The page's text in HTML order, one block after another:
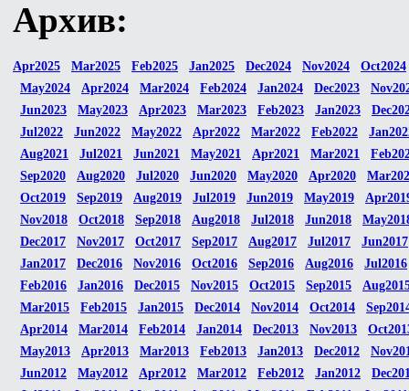
Архив:
Apr2025 Mar2025 Feb2025 Jan2025 Dec2024 Nov2024
Oct2024
May2024
Apr2024 Mar2024 Feb2024 Jan2024 Dec2023
Jun2023
May2023 Apr2023 Mar2023 Feb2023 Jan2023
Jul2022
Jun2022 May2022 Apr2022 Mar2022 Feb2022
Aug2021
Jul2021 Jun2021 May2021 Apr2021 Mar2021
Sep2020
Aug2020 Jul2020 Jun2020 May2020 Apr2020
Oct2019
Sep2019 Aug2019 Jul2019 Jun2019 May2019
Nov2018
Oct2018 Sep2018 Aug2018 Jul2018 Jun2018
Dec2017
Nov2017 Oct2017 Sep2017 Aug2017 Jul2017
Jun2017
Jan2017
Dec2016 Nov2016 Oct2016 Sep2016 Aug2016
Jul2016
Feb2016
Jan2016 Dec2015 Nov2015 Oct2015 Sep2015
Mar2015
Feb2015 Jan2015 Dec2014 Nov2014 Oct2014
Apr2014
Mar2014 Feb2014 Jan2014 Dec2013 Nov2013
May2013
Apr2013 Mar2013 Feb2013 Jan2013 Dec2012
Jun2012
May2012 Apr2012 Mar2012 Feb2012 Jan2012